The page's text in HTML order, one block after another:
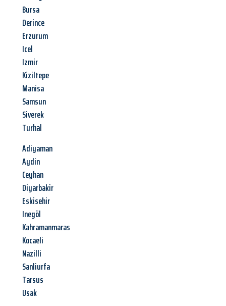
Bursa
Derince
Erzurum
Icel
Izmir
Kiziltepe
Manisa
Samsun
Siverek
Turhal
Adiyaman
Aydin
Ceyhan
Diyarbakir
Eskisehir
Inegöl
Kahramanmaras
Kocaeli
Nazilli
Sanliurfa
Tarsus
Usak